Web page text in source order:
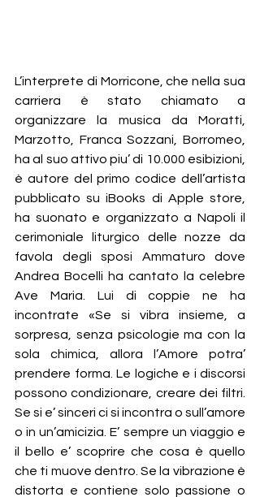
L’interprete di Morricone, che nella sua
carriera è stato chiamato a
organizzare la musica da Moratti,
Marzotto, Franca Sozzani, Borromeo,
ha al suo attivo piu’ di 10.000 esibizioni,
è autore del primo codice dell’artista
pubblicato su iBooks di Apple store,
ha suonato e organizzato a Napoli il
cerimoniale liturgico delle nozze da
favola degli sposi Ammaturo dove
Andrea Bocelli ha cantato la celebre
Ave Maria. Lui di coppie ne ha
incontrate «Se si vibra insieme, a
sorpresa, senza psicologie ma con la
sola chimica, allora l’Amore potra’
prendere forma. Le logiche e i discorsi
possono condizionare, creare dei filtri.
Se si e’ sinceri ci si incontra o sull’amore
o in un’amicizia. E’ sempre un viaggio e
il bello e’ scoprire che cosa è quello
che ti muove dentro. Se la vibrazione è
distorta e contiene solo passione o